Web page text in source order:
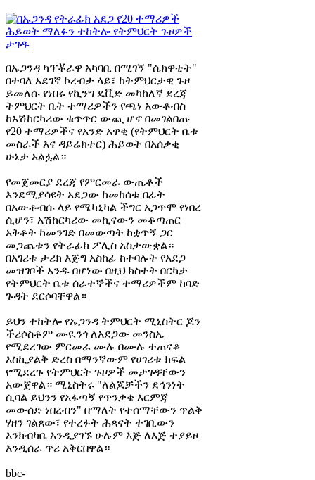
በኡጋንዳ ካፕቾራዋ አካባቢ በሚገኝ "ሴክዋቲት"
በተባለ አደገኛ ኮረብታ ላይ፣ ከትምህርታዊ ጉዞ
ይመለሱ የነበሩ የኪንግ ዴቪድ መካከለኛ ደረጃ
ትምህርት ቤት ተማሪዎችን የጫነ አውቶብስ
ከአሽከርካሪው ቁጥጥር ውጪ ሆኖ በመገልበጡ
የ20 ተማሪዎችና የአንድ አዋቂ (የትምህርት ቤቱ
መስራች እና ዳይሬክተር) ሕይወት በአሰቃቂ
ሁኔታ አልፏል።
የመጀመርያ ደረጃ የምርመራ ውጤቶች
እንደሚያሳዩት አደጋው ከመከሰቱ በፊት
በአውቶብሱ ላይ የሜካኒካል ችግር አጋጥሞ የነበረ
ሲሆን፣ አሽከርካሪው መኪናውን መቆጣጠር
አቅቶት ከመንገድ በመውጣት ከቋጥኝ ጋር
መጋጨቱን የትራፊክ ፖሊስ አስታውቋል።
በአገሪቱ ታሪክ እጅግ አስከፊ ከተባሉት የአደጋ
መዝገቦች አንዱ በሆነው በዚህ ክስተት በርካታ
የትምህርት ቤቱ ሰራተኞችና ተማሪዎችም ከባድ
ጉዳት ደርሶባቸዋል።
ይህን ተከትሎ የኡጋንዳ ትምህርት ሚኒስትር ጆን
ችሪሶስቶም ሙዪንጎ ለአደጋው መንስኤ
የሚደረገው ምርመራ ሙሉ በሙሉ ተጠናቆ
እስኪያልቅ ድረስ በማንኛውም የሀገሪቱ ክፍል
የሚደረጉ የትምህርት ጉዞዎች መታገዳቸውን
አውጀዋል። ሚኒስትሩ "ለልጆቻችን ደኅንነት
ሲባል ይህንን የአፋጣኝ የጥንቃቄ እርምጃ
መውሰድ ነበረብን" በማለት የተሰማቸውን ጥልቅ
ሃዘን ገልጸው፣ የተረፉት ሕጻናት ተገቢውን
እንክብካቤ እንዲያገኙ ሁሉም እጅ ለእጅ ተያይዞ
እንዲሰራ ጥሪ አቅርበዋል።
bbc-